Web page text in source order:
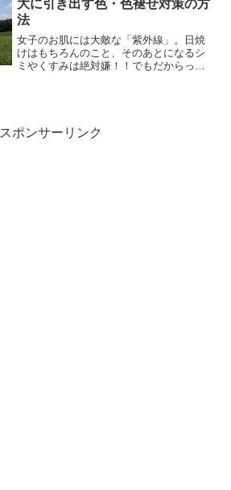
大に引き出す色・色褪せ対策の方
法
女子のお肌には大敵な「紫外線」。日焼
けはもちろんのこと、そのあとになるシ
ミやくすみは絶対嫌！！でもだからって
スポンサーリンク